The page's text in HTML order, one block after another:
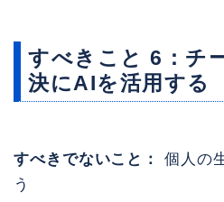
すべきこと 6：チ
決にAIを活用する
すべきでないこと： 個人の
う